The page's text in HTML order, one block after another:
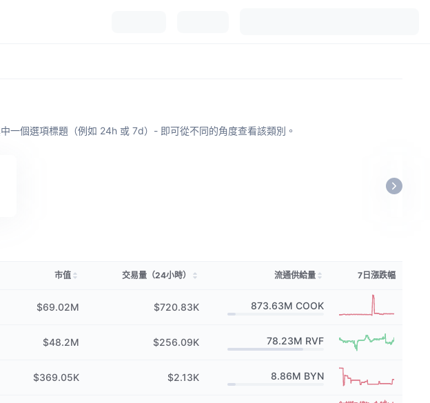
一個選項標題（例如 24h 或 7d）- 即可從不同的角度查看該類別。
市值 交易量（24小時） 流通供給量 7日漲跌幅
$69.02M $720.83K 873.63M COOK
$48.2M $256.09K 78.23M RVF
$369.05K $2.13K 8.86M BYN